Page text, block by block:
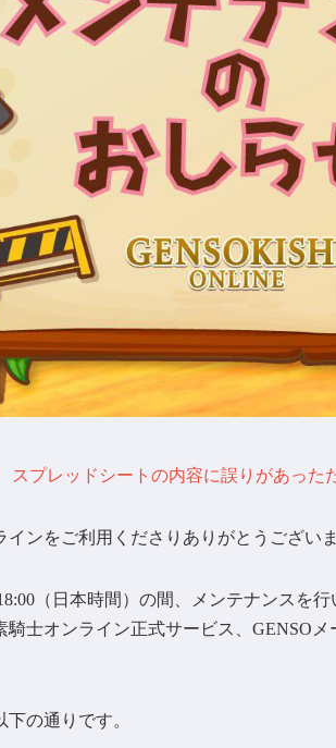
スプレッドシートの内容に誤りがあった
ンをご利用くださりありがとうございま
（日本時間）の間、メンテナンスを行
騎士オンライン正式サービス、GENSO
の通りです。